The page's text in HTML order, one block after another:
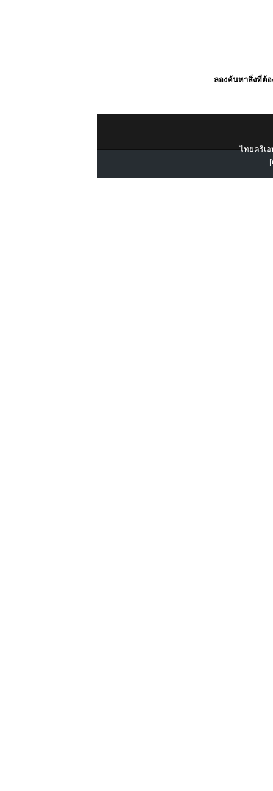
ลองค้นหาสิ่งที่ต้อ
ไทยครีเอ
[